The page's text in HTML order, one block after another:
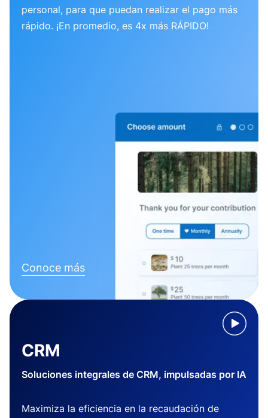
personal, para que puedan realizar el pago más
rápido. ¡En promedio, es 4x más RÁPIDO!
Conoce más
CRM
Soluciones integrales de CRM, impulsadas por IA
Maximiza la eficiencia en la recaudación de